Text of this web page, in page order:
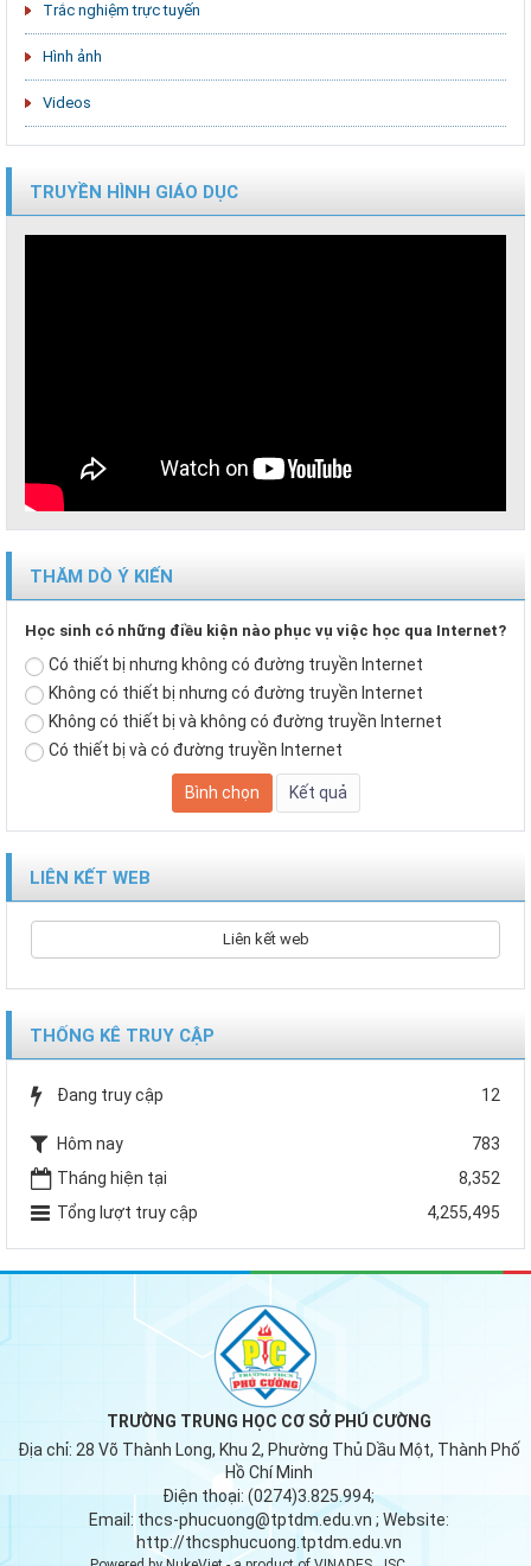
Trắc nghiệm trực tuyến
Hình ảnh
Videos
TRUYỀN HÌNH GIÁO DỤC
THĂM DÒ Ý KIẾN
Học sinh có những điều kiện nào phục vụ việc học qua Internet?
Có thiết bị nhưng không có đường truyền Internet
Không có thiết bị nhưng có đường truyền Internet
Không có thiết bị và không có đường truyền Internet
Có thiết bị và có đường truyền Internet
LIÊN KẾT WEB
Liên kết web
THỐNG KÊ TRUY CẬP
Đang truy cập 12
Hôm nay
783
Tháng hiện tại
8,352
Tổng lượt truy cập
4,255,495
TRƯỜNG TRUNG HỌC CƠ SỞ PHÚ CƯỜNG
Địa chỉ: 28 Võ Thành Long, Khu 2, Phường Thủ Dầu Một, Thành Phố
Hồ Chí Minh
Điện thoại: (0274)3.825.994;
Email: thcs-phucuong@tptdm.edu.vn ; Website:
http://thcsphucuong.tptdm.edu.vn